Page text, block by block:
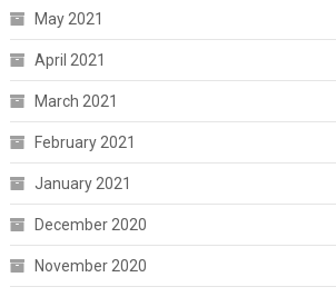
May 2021
April 2021
March 2021
February 2021
January 2021
December 2020
November 2020